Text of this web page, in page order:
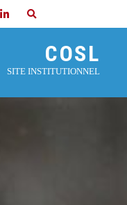
COSL
SITE INSTITUTIONNEL